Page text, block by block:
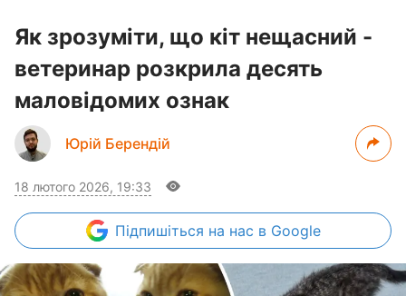
Як зрозуміти, що кіт нещасний -
ветеринар розкрила десять
маловідомих ознак
Юрій Берендій
18 лютого 2026, 19:33
Підпишіться на нас в Google